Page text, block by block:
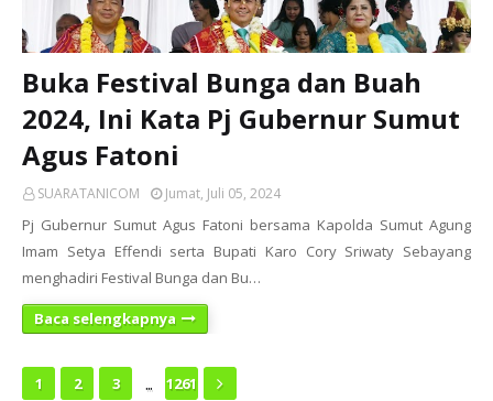
Buka Festival Bunga dan Buah
2024, Ini Kata Pj Gubernur Sumut
Agus Fatoni
SUARATANICOM Jumat, Juli 05, 2024
Pj Gubernur Sumut Agus Fatoni bersama Kapolda Sumut Agung
Imam Setya Effendi serta Bupati Karo Cory Sriwaty Sebayang
menghadiri Festival Bunga dan Bu…
Baca selengkapnya
1 2 3 ... 1261